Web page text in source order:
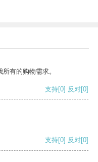
有的购物需求。
支持[0] 反对[0]
支持[0] 反对[0]